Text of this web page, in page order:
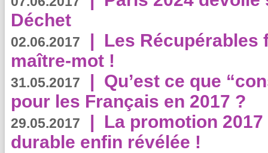
Déchet
02.06.2017 | Les Récupérables
maître-mot !
31.05.2017 | Qu’est ce que
pour les Français en 2017 ?
29.05.2017 | La promotion
durable enfin révélée !